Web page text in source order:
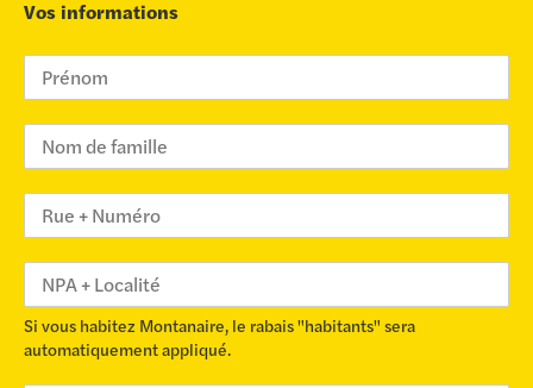
Vos informations
Si vous habitez Montanaire, le rabais "habitants" sera
automatiquement appliqué.